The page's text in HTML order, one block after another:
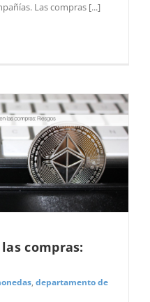
Las compras [...]
compras:
, departamento de